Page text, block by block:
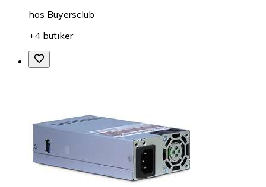
hos Buyersclub
+4 butiker